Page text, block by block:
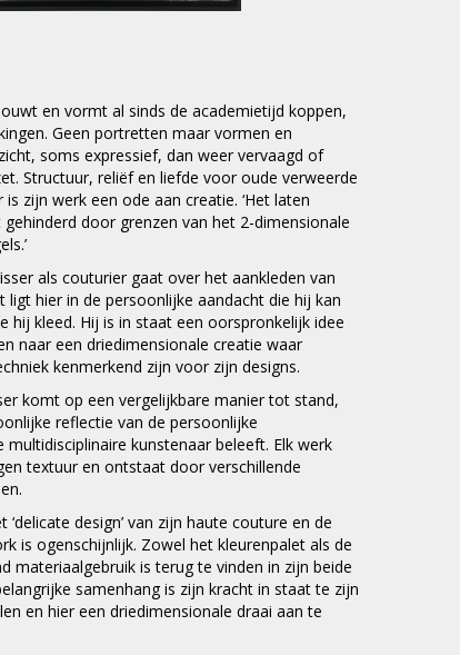
en vormt al sinds de academietijd koppen,
Geen portretten maar vormen en
soms expressief, dan weer vervaagd of
Structuur, reliëf en liefde voor oude verweerde
zijn werk een ode aan creatie. ‘Het laten
door grenzen van het 2-dimensionale
als couturier gaat over het aankleden van
ligt hier in de persoonlijke aandacht die hij kan
hij kleed. Hij is in staat een oorspronkelijk idee
naar een driedimensionale creatie waar
kenmerkend zijn voor zijn designs.
komt op een vergelijkbare manier tot stand,
reflectie van de persoonlijke
kunstenaar beleeft. Elk werk
textuur en ontstaat door verschillende
design’ van zijn haute couture en de
is ogenschijnlijk. Zowel het kleurenpalet als de
materiaalgebruik is terug te vinden in zijn beide
samenhang is zijn kracht in staat te zijn
en hier een driedimensionale draai aan te